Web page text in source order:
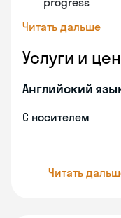
Читать дальше
Услуги и
Английский
С носителем
Читать